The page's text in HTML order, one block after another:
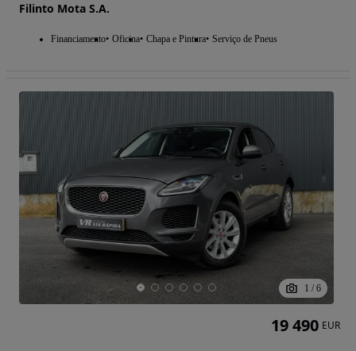
Filinto Mota S.A.
Financiamento Oficina Chapa e Pintura Serviço de Pneus
1 / 6
19 490 EUR